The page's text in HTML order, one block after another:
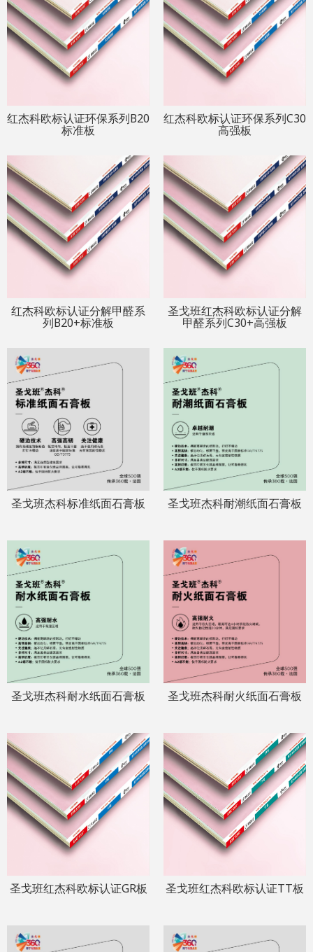
红杰科欧标认证环保系列B20
标准板
红杰科欧标认证环保系列C30
高强板
红杰科欧标认证分解甲醛系
列B20+标准板
圣戈班红杰科欧标认证分解
甲醛系列C30+高强板
圣戈班杰科标准纸面石膏板 圣戈班杰科耐潮纸面石膏板
圣戈班杰科耐水纸面石膏板 圣戈班杰科耐火纸面石膏板
圣戈班红杰科欧标认证GR板 圣戈班红杰科欧标认证TT板